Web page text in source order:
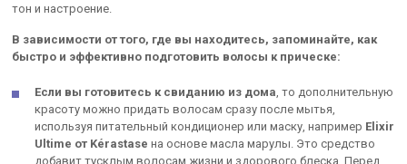
тон и настроение.
В зависимости от того, где вы находитесь, запоминайте, как
быстро и эффективно подготовить волосы к прическе:
Если вы готовитесь к свиданию из дома , то дополнительную
красоту можно придать волосам сразу после мытья,
используя питательный кондиционер или маску, например Elixir
Ultime от Kérastase на основе масла марулы. Это средство
добавит тусклым волосам жизни и здорового блеска. Перед